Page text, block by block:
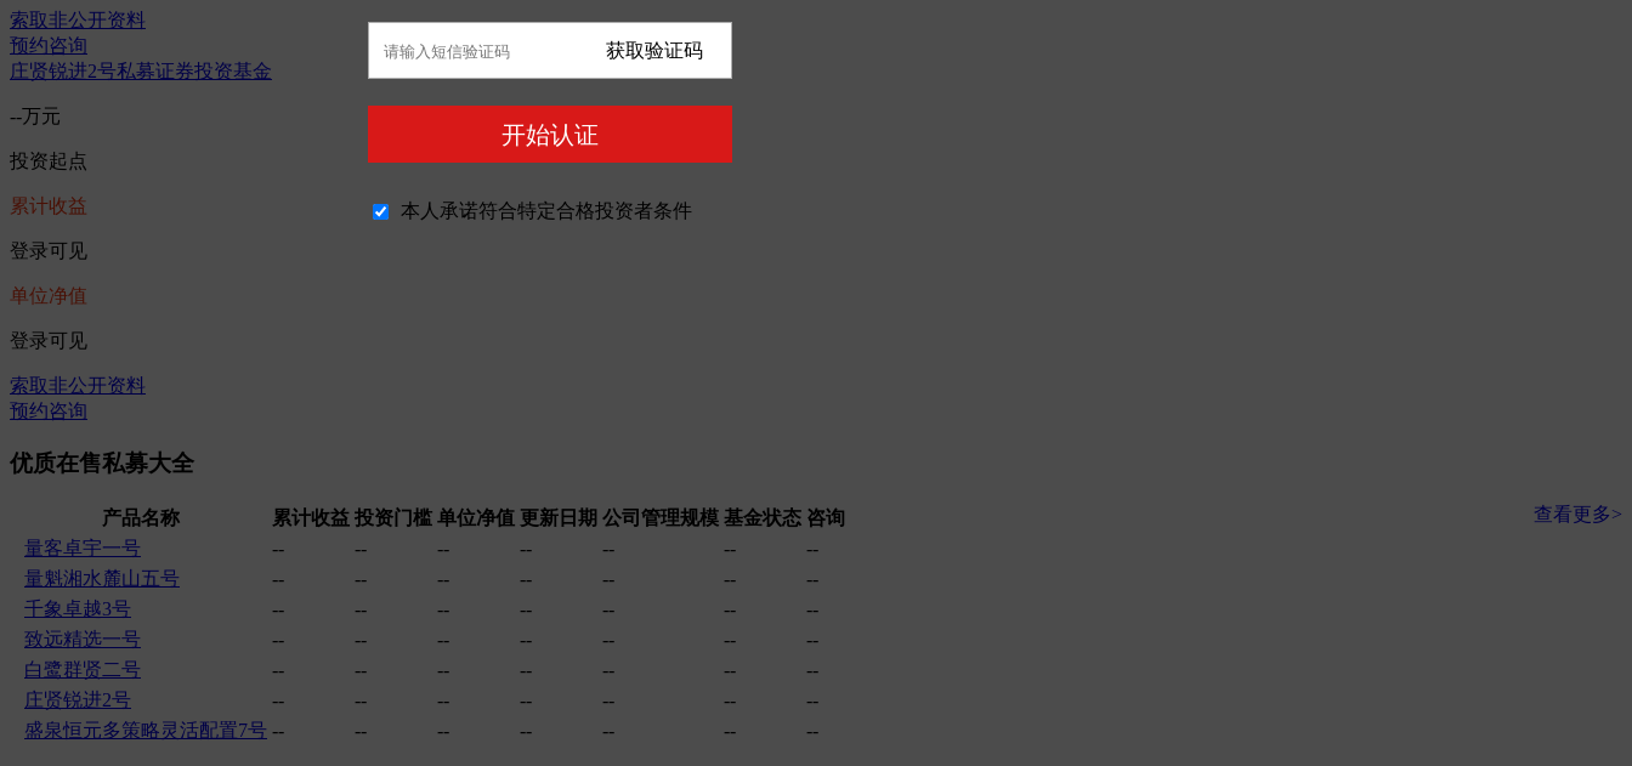
获取验证码
开始认证
本人承诺符合特定合格投资者条件
索取非公开资料
预约咨询
庄贤锐进2号私募证券投资基金
--万元
投资起点
累计收益
登录可见
单位净值
登录可见
索取非公开资料
预约咨询
优质在售私募大全
查看更多>
产品名称 累计收益 投资门槛 单位净值 更新日期 公司管理规模 基金状态 咨询
量客卓宇一号
-- -- -- -- -- --
--
量魁湘水麓山五号
-- -- -- -- -- --
--
千象卓越3号
-- -- -- -- -- --
--
致远精选一号
-- -- -- -- -- --
--
白鹭群贤二号
-- -- -- -- -- --
--
庄贤锐进2号
-- -- -- -- -- --
--
盛泉恒元多策略灵活配置7号 -- -- -- -- -- -- --